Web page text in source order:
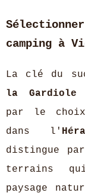
camping à
La clé du
la Gardiole
par le choix
dans l'
distingue
terrains
paysage